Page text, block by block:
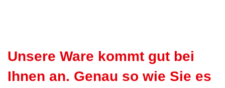
Unsere Ware kommt gut bei
Ihnen an. Genau so wie Sie es